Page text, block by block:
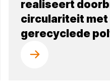
realiseert
circulariteit met
gerecyclede